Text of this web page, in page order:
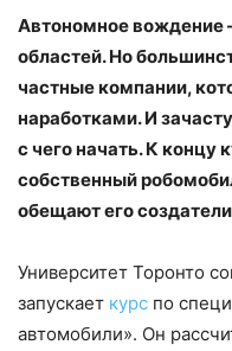
Автономное вождение
областей. Но
частные компании,
наработками. И
с чего начать. К концу
собственный
обещают его
Университет Торонто
запускает курс по
автомобили». Он